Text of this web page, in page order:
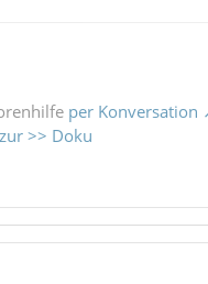
per Konversation
zur >> Doku